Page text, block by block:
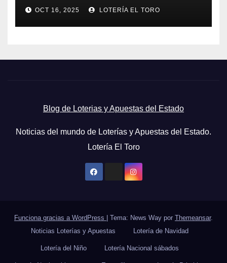
OCT 16, 2025 LOTERÍA EL TORO
Blog de Loterias y Apuestas del Estado
Noticias del mundo de Loterías y Apuestas del Estado.
Lotería El Toro
Funciona gracias a WordPress Tema: News Way por Themeansar.
Noticias Loterías y Apuestas
Lotería de Navidad
Lotería del Niño Lotería Nacional sábados